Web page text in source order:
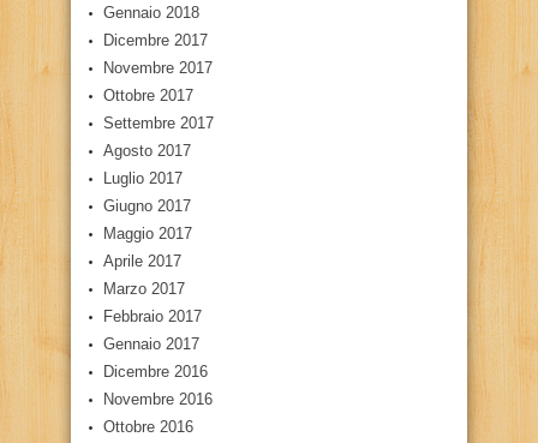
Gennaio 2018
Dicembre 2017
Novembre 2017
Ottobre 2017
Settembre 2017
Agosto 2017
Luglio 2017
Giugno 2017
Maggio 2017
Aprile 2017
Marzo 2017
Febbraio 2017
Gennaio 2017
Dicembre 2016
Novembre 2016
Ottobre 2016